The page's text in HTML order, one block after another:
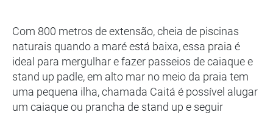
Com 800 metros de extensão, cheia de piscinas
naturais quando a maré está baixa, essa praia é
ideal para mergulhar e fazer passeios de caiaque e
stand up padle, em alto mar no meio da praia tem
uma pequena ilha, chamada Caitá é possível alugar
um caiaque ou prancha de stand up e seguir